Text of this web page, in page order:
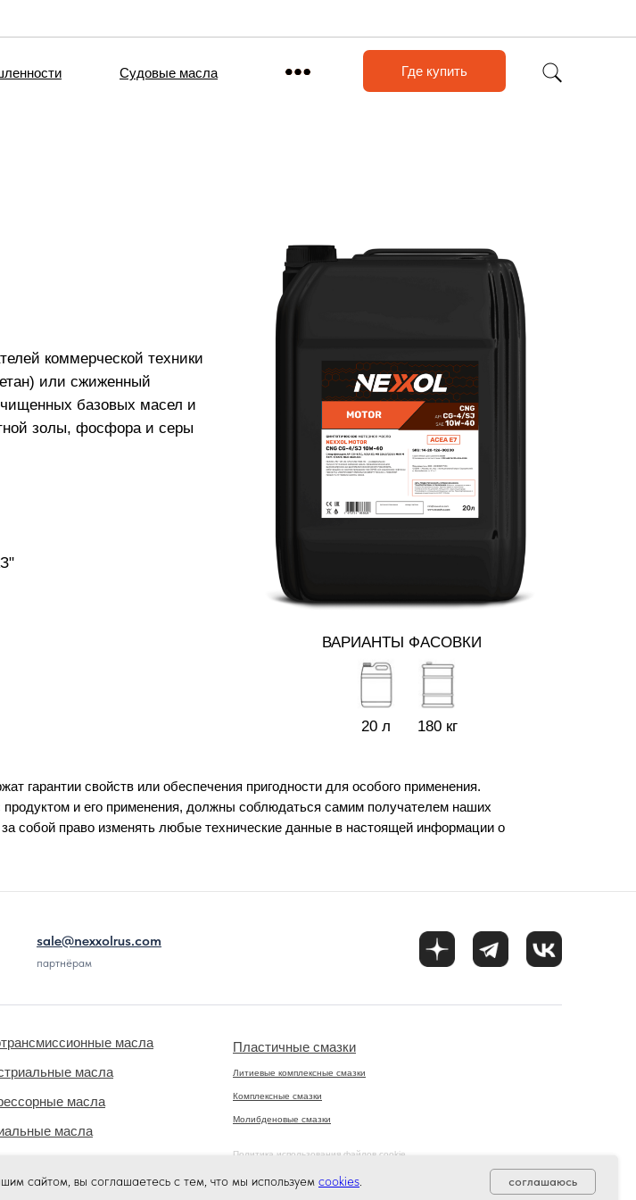
Судовые масла Где купить
коммерческой техники
или сжиженный
базовых масел и
золы, фосфора и серы
20 л 180 кг
ВАРИАНТЫ ФАСОВКИ
гарантии свойств или обеспечения пригодности для особого применения.
и его применения, должны соблюдаться самим получателем наших
собой право изменять любые технические данные в настоящей информации о
партнёрам
sale@nexxolrus.com
Политика использования файлов cookie
Политика конфиденциальности
масла
масла
масла
Пластичные смазки
масла
Литиевые комплексные смазки
Комплексные смазки
Молибденовые смазки
сайтом, вы соглашаетесь с тем, что мы используем cookies. соглашаюсь